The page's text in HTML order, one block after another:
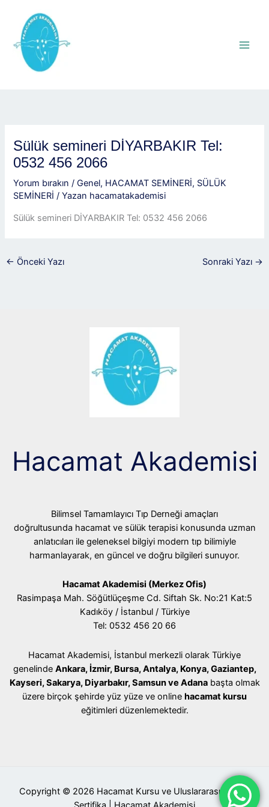
Sülük semineri DİYARBAKIR Tel:
0532 456 2066
Yorum bırakın /Genel, HACAMAT SEMİNERİ, SÜLÜK
SEMİNERİ / Yazan hacamatakademisi
Sülük semineri DİYARBAKIR Tel: 0532 456 2066
← Önceki Yazı Sonraki Yazı →
Hacamat Akademisi
Bilimsel Tamamlayıcı Tıp Derneği amaçları
doğrultusunda hacamat ve sülük terapisi konusunda uzman
anlatıcıları ile geleneksel bilgiyi modern tıp bilimiyle
harmanlayarak, en güncel ve doğru bilgileri sunuyor.
Hacamat Akademisi (Merkez Ofis)
Rasimpaşa Mah. Söğütlüçeşme Cd. Siftah Sk. No:21 Kat:5
Kadıköy / İstanbul / Türkiye
Tel: 0532 456 20 66
Hacamat Akademisi, İstanbul merkezli olarak Türkiye
genelinde Ankara, İzmir, Bursa, Antalya, Konya, Gaziantep,
Kayseri, Sakarya, Diyarbakır, Samsun ve Adanabaşta olmak
üzere birçok şehirde yüz yüze ve online hacamat kursu
eğitimleri düzenlemektedir.
Copyright © 2026 Hacamat Kursu ve Uluslararası Geçerli